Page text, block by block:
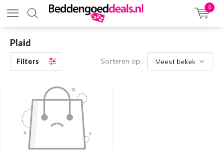
0
Plaid
Filters Sorteren op: